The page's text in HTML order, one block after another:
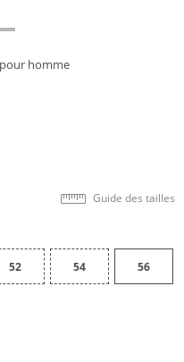
homme
Guide des tailles
52 54 56